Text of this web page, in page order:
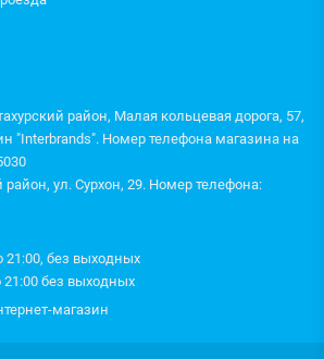
район, Малая кольцевая дорога, 57,
"Interbrands". Номер телефона магазина на
ул. Сурхон, 29. Номер телефона:
без выходных
21:00 без выходных
магазин